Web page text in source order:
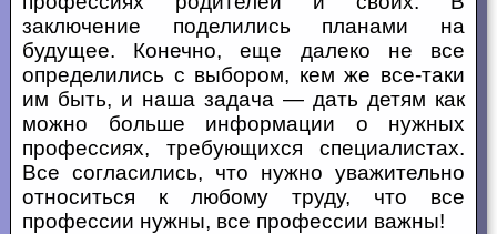
заключение поделились планами на
будущее. Конечно, еще далеко не все
определились с выбором, кем же все-таки
им быть, и наша задача — дать детям как
можно больше информации о нужных
профессиях, требующихся специалистах.
Все согласились, что нужно уважительно
относиться к любому труду, что все
профессии нужны, все профессии важны!